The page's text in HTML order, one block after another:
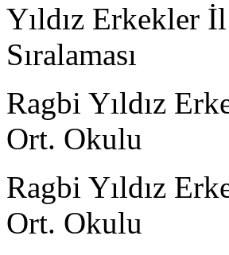
Yıldız Erkekler
Ragbi Yıldız
Ort. Okulu
Ragbi Yıldız
Ort. Okulu